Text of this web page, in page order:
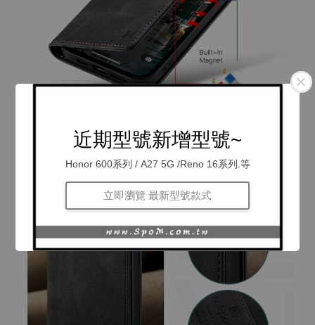
近期型號新增型號~
Honor 600系列 / A27 5G /Reno 16系列.等
立即瀏覽 最新型號款式